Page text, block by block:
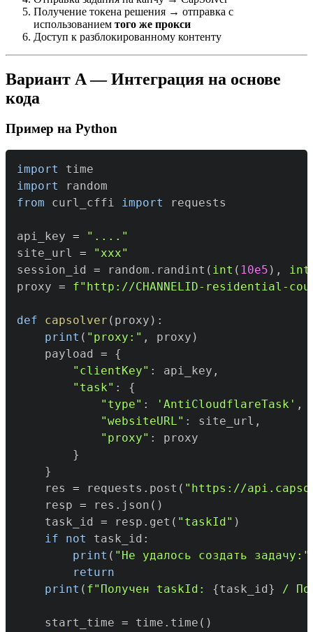
Получение токена решения → отправка с
использованием того же прокси
Доступ к разблокированному контенту
Вариант A — Интеграция на основе
кода
Пример на Python
import
import
from curl_cffi import
api_key =
"...."
site_url =
"xxx"
session_id = random . randint ( int ( 10e5 ) , int
proxy = f"http://CHANNELID-residential-
def capsolver ( proxy ) :
print ( "proxy:" , proxy )
    payload
=
{
"clientKey" : api_key ,
"task" :
{
"type" : 'AntiCloudflareTask' ,
"websiteURL" : site_url ,
"proxy" :
}
}
    res
= requests . post ( "https://
    resp
= res . json ( )
    task_id
= resp . get ( "taskId" )
if
not task_id :
print ( "Не удалось создать задачу:"
return
print ( f"Получен taskId: {task_id } /
    start_time
= time . time ( )